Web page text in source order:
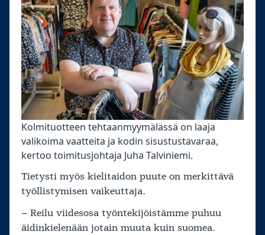
Kolmituotteen tehtaanmyymälässä on laaja
valikoima vaatteita ja kodin sisustustavaraa,
kertoo toimitusjohtaja Juha Talviniemi.
Tietysti myös kielitaidon puute on merkittävä
työllistymisen vaikeuttaja.
– Reilu viidesosa työntekijöistämme puhuu
äidinkielenään jotain muuta kuin suomea.